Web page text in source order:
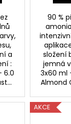
a
:
6.0
90 %
složení
jemná
3x60 ml
Almond
AKCE